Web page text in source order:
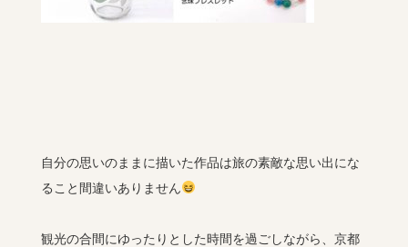
自分の思いのままに描いた作品は旅の素敵な思い出にな
ること間違いありません
観光の合間にゆったりとした時間を過ごしながら、京都